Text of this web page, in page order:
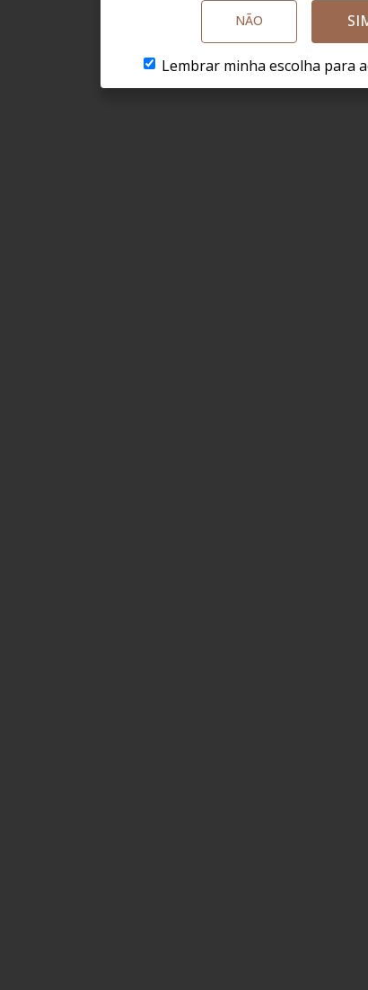
NÃO
Lembrar minha escolha para